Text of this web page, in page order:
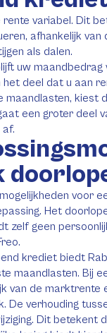
variabel. Dit
afhankelijk
als dalen.
uw maandbedrag
deel dat u aan
maandlasten, kiest
een groter deel
voor
Het
zelf geen
krediet biedt
maandlasten. Bij
van de marktrente
De verhouding
Dit betekent